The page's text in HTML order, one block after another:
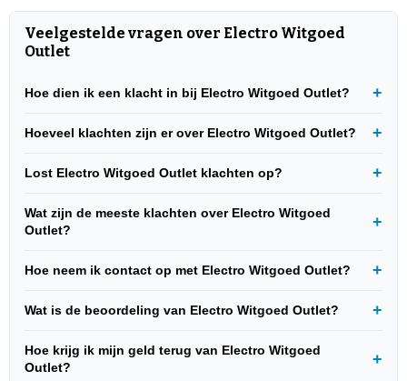
Veelgestelde vragen over Electro Witgoed
Outlet
Hoe dien ik een klacht in bij Electro Witgoed Outlet?
Hoeveel klachten zijn er over Electro Witgoed Outlet?
Lost Electro Witgoed Outlet klachten op?
Wat zijn de meeste klachten over Electro Witgoed
Outlet?
Hoe neem ik contact op met Electro Witgoed Outlet?
Wat is de beoordeling van Electro Witgoed Outlet?
Hoe krijg ik mijn geld terug van Electro Witgoed
Outlet?